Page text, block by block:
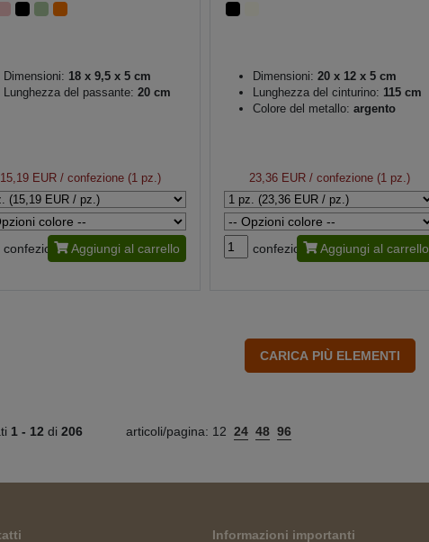
Dimensioni: 18 x 9,5 x 5 cm
Lunghezza del passante: 20 cm
15,19 EUR/ confezione (1 pz.)
confezione Aggiungi al carrello
Dimensioni: 20 x 12 x 5 cm
Lunghezza del cinturino: 115 cm
Colore del metallo: argento
23,36 EUR/ confezione (1 pz.)
confezione Aggiungi al carrello
1 - 12 di 206 articoli/pagina: 12 24 48 96
Informazioni importanti